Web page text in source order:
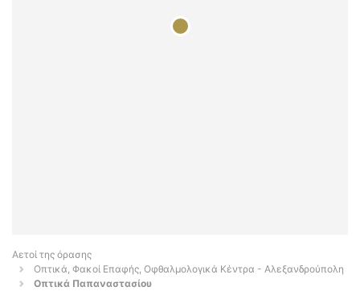
Αετοί της όρασης
Οπτικά, Φακοί Επαφής, Οφθαλμολογικά Κέντρα - Αλεξανδρούπολη
Οπτικά Παπαναστασίου